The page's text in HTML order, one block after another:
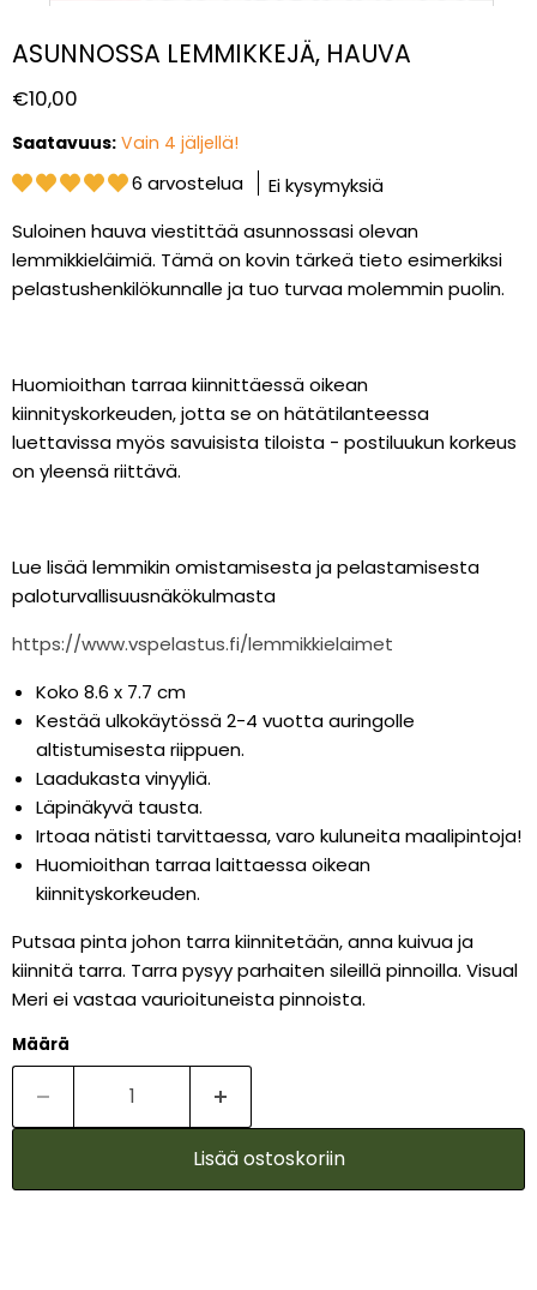
ASUNNOSSA LEMMIKKEJÄ, HAUVA
Nykyinen hinta
€10,00
Saatavuus: Vain 4 jäljellä!
6 arvostelua
Ei kysymyksiä
Suloinen hauva viestittää asunnossasi olevan
lemmikkieläimiä. Tämä on kovin tärkeä tieto esimerkiksi
pelastushenkilökunnalle ja tuo turvaa molemmin puolin.
Huomioithan tarraa kiinnittäessä oikean
kiinnityskorkeuden, jotta se on hätätilanteessa
luettavissa myös savuisista tiloista - postiluukun korkeus
on yleensä riittävä.
Lue lisää lemmikin omistamisesta ja pelastamisesta
paloturvallisuusnäkökulmasta
https://www.vspelastus.fi/lemmikkielaimet
Koko 8.6 x 7.7 cm
Kestää ulkokäytössä 2-4 vuotta auringolle
altistumisesta riippuen.
Laadukasta vinyyliä.
Läpinäkyvä tausta.
Irtoaa nätisti tarvittaessa, varo kuluneita maalipintoja!
Huomioithan tarraa laittaessa oikean
kiinnityskorkeuden.
Putsaa pinta johon tarra kiinnitetään, anna kuivua ja
kiinnitä tarra. Tarra pysyy parhaiten sileillä pinnoilla. Visual
Meri ei vastaa vaurioituneista pinnoista.
Määrä
Lisää ostoskoriin